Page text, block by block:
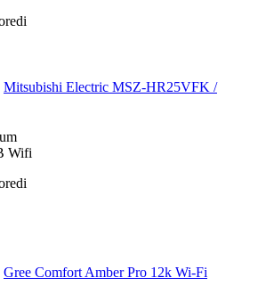
Mitsubishi Electric MSZ-HR25VFK /
Wifi
Gree Comfort Amber Pro 12k Wi-Fi